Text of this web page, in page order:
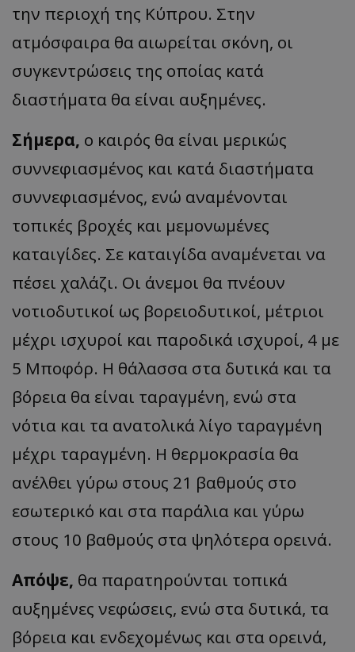
την περιοχή της Κύπρου. Στην
ατμόσφαιρα θα αιωρείται σκόνη, οι
συγκεντρώσεις της οποίας κατά
διαστήματα θα είναι αυξημένες.
Σήμερα, ο καιρός θα είναι μερικώς
συννεφιασμένος και κατά διαστήματα
συννεφιασμένος, ενώ αναμένονται
τοπικές βροχές και μεμονωμένες
καταιγίδες. Σε καταιγίδα αναμένεται να
πέσει χαλάζι. Οι άνεμοι θα πνέουν
νοτιοδυτικοί ως βορειοδυτικοί, μέτριοι
μέχρι ισχυροί και παροδικά ισχυροί, 4 με
5 Μποφόρ. Η θάλασσα στα δυτικά και τα
βόρεια θα είναι ταραγμένη, ενώ στα
νότια και τα ανατολικά λίγο ταραγμένη
μέχρι ταραγμένη. Η θερμοκρασία θα
ανέλθει γύρω στους 21 βαθμούς στο
εσωτερικό και στα παράλια και γύρω
στους 10 βαθμούς στα ψηλότερα ορεινά.
Απόψε, θα παρατηρούνται τοπικά
αυξημένες νεφώσεις, ενώ στα δυτικά, τα
βόρεια και ενδεχομένως και στα ορεινά,